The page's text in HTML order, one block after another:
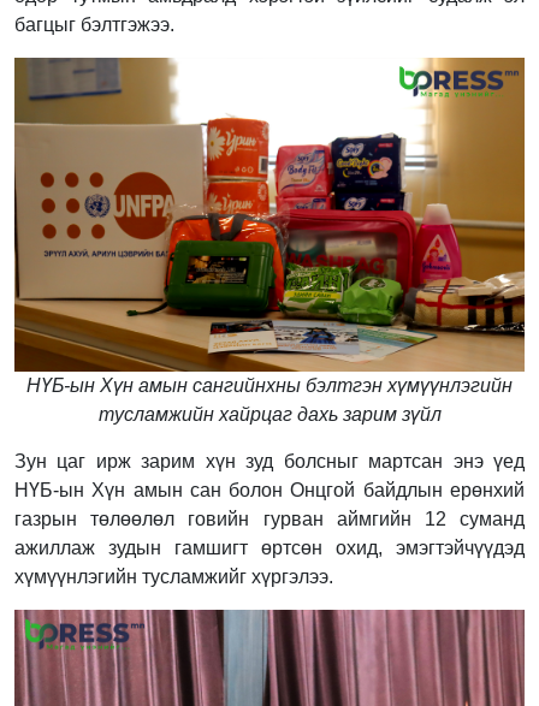
багцыг бэлтгэжээ.
НҮБ-ын Хүн амын сангийнхны бэлтгэн хүмүүнлэгийн
тусламжийн хайрцаг дахь зарим зүйл
Зун цаг ирж зарим хүн зуд болсныг мартсан энэ үед
НҮБ-ын Хүн амын сан болон Онцгой байдлын ерөнхий
газрын төлөөлөл говийн гурван аймгийн 12 суманд
ажиллаж зудын гамшигт өртсөн охид, эмэгтэйчүүдэд
хүмүүнлэгийн тусламжийг хүргэлээ.